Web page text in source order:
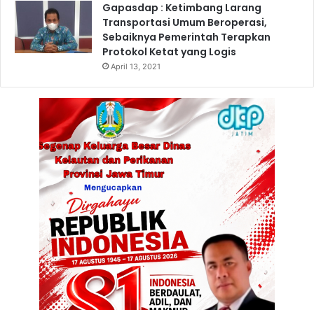
Gapasdap : Ketimbang Larang
Transportasi Umum Beroperasi,
Sebaiknya Pemerintah Terapkan
Protokol Ketat yang Logis
April 13, 2021